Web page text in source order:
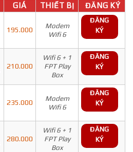
GIÁ THIẾT BỊ ĐĂNG KÝ
195.000
Modem
Wifi 6
ĐĂNG
KÝ
210.000
Wifi 6 + 1
FPT Play
Box
ĐĂNG
KÝ
235.000
Modem
Wifi 6
ĐĂNG
KÝ
280.000
Wifi 6 + 1
FPT Play
Box
ĐĂNG
KÝ